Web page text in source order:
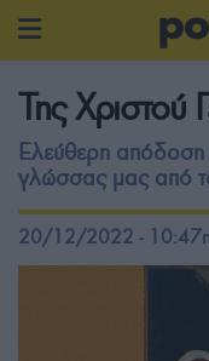
Της Χριστού
Ελεύθερη
γλώσσας μας από
20/12/2022 -